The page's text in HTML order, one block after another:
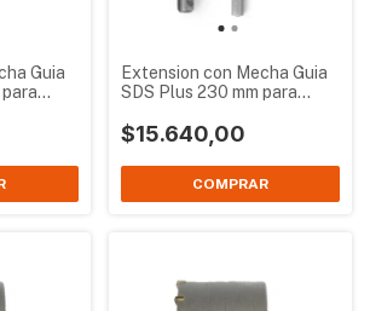
Guia
Extension con Mecha Guia
SDS Plus 230 mm para
$15.640,00